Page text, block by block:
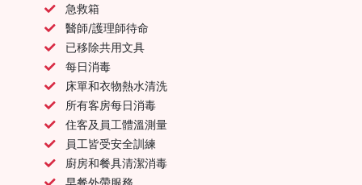
急救箱
醫師/護理師待命
已移除共用文具
每日消毒
床單和衣物熱水清洗
所有客房每日消毒
住客及員工體溫測量
員工皆受安全訓練
廚房和餐具清潔消毒
早餐外帶服務